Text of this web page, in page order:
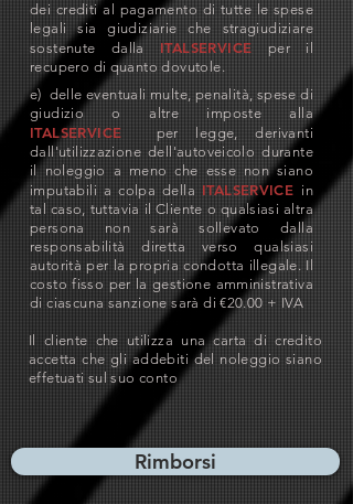
Il cliente che utilizza una carta di credito
accetta che gli addebiti del noleggio siano
effetuati sul suo conto
dei crediti al pagamento di tutte le spese
legali sia giudiziarie che stragiudiziare
sostenute dalla ITALSERVICE per il
recupero di quanto dovutole.
e) delle eventuali multe, penalità, spese di
giudizio o altre imposte alla
ITALSERVICE
per legge, derivanti
dall'utilizzazione dell'autoveicolo durante
il noleggio a meno che esse non siano
imputabili a colpa della ITALSERVICE in
tal caso, tuttavia il Cliente o qualsiasi altra
persona non sarà sollevato dalla
responsabilità diretta verso qualsiasi
autorità per la propria condotta illegale. Il
costo fisso per la gestione amministrativa
di ciascuna sanzione sarà di €20.00 + IVA
Rimborsi